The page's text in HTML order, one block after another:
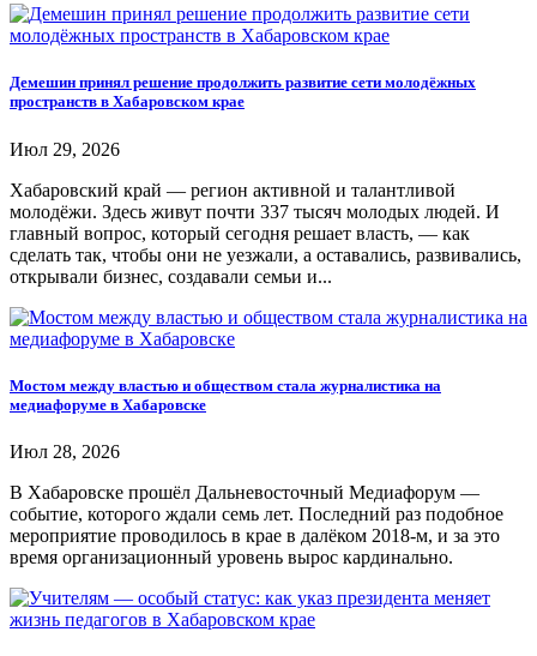
Демешин принял решение продолжить развитие сети молодёжных
пространств в Хабаровском крае
Июл 29, 2026
Хабаровский край — регион активной и талантливой
молодёжи. Здесь живут почти 337 тысяч молодых людей. И
главный вопрос, который сегодня решает власть, — как
сделать так, чтобы они не уезжали, а оставались, развивались,
открывали бизнес, создавали семьи и...
Мостом между властью и обществом стала журналистика на
медиафоруме в Хабаровске
Июл 28, 2026
В Хабаровске прошёл Дальневосточный Медиафорум —
событие, которого ждали семь лет. Последний раз подобное
мероприятие проводилось в крае в далёком 2018-м, и за это
время организационный уровень вырос кардинально.